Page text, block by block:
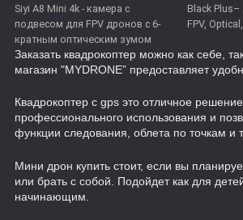
Siyi A8 Mini 4k - камера с
подвесом для FPV дронов с 6-
кратным оптическим зумом
Black
FPV,
Заказать квадрокоптер можно как себе,
магазин "MYDRONE” предоставляет
Квадрокоптер с gps это отличное
профессионального использования и
функции следования, облета по точкам и
Мини дрон купить стоит, если вы
или брать с собой. Подойдет как для
начинающим